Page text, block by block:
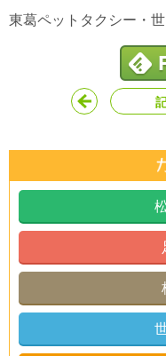
東葛ペットタクシー・